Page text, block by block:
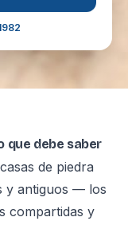
que debe saber
de piedra
y antiguos — los
compartidas y